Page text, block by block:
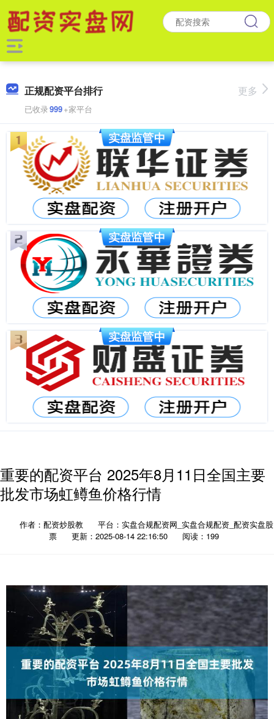
正规配资平台排行
已收录999+家平台
更多
重要的配资平台 2025年8月11日全国主要
批发市场虹鳟鱼价格行情
作者：配资炒股教
平台：实盘合规配资网_实盘合规配资_配资实盘股
票
更新：2025-08-14 22:16:50 阅读：199